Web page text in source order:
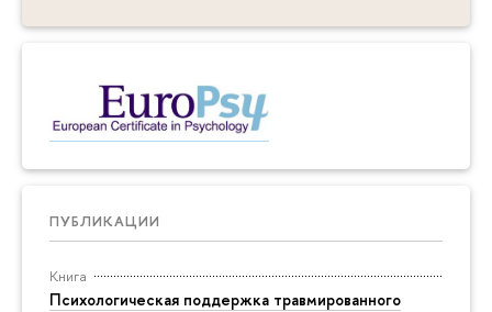
ПУБЛИКАЦИИ
Книга
Психологическая поддержка травмированного